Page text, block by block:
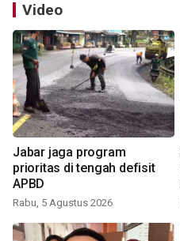
Video
Jabar jaga program
prioritas di tengah defisit
APBD
Rabu, 5 Agustus 2026